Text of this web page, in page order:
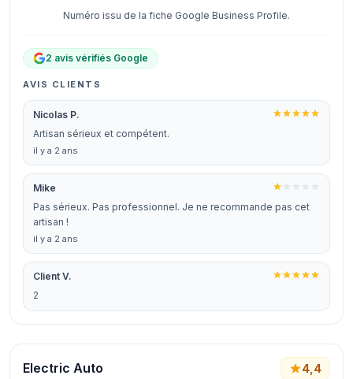
Numéro issu de la fiche Google Business Profile.
2 avis vérifiés Google
AVIS CLIENTS
Nicolas P.
Artisan sérieux et compétent.
il y a 2 ans
Mike
Pas sérieux. Pas professionnel. Je ne recommande pas cet
artisan !
il y a 2 ans
Client V.
2
Electric Auto 4,4